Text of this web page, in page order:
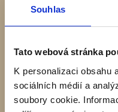
Souhlas
Tato webová stránka
K personalizaci obsahu
sociálních médií a
soubory cookie.
Obývací